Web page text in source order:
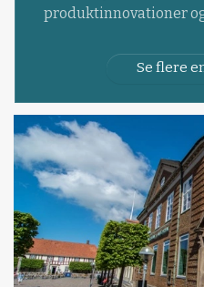
produktinnovationer
Se flere